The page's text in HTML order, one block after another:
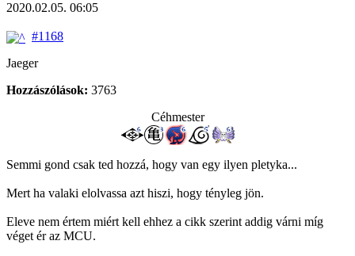
2020.02.05. 06:05
#1168
Jaeger
Hozzászólások: 3763
Céhmester
Semmi gond csak ted hozzá, hogy van egy ilyen pletyka...
Mert ha valaki elolvassa azt hiszi, hogy tényleg jön.
Eleve nem értem miért kell ehhez a cikk szerint addig várni míg
véget ér az MCU.